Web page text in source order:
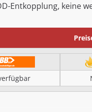
Entkopplung, keine